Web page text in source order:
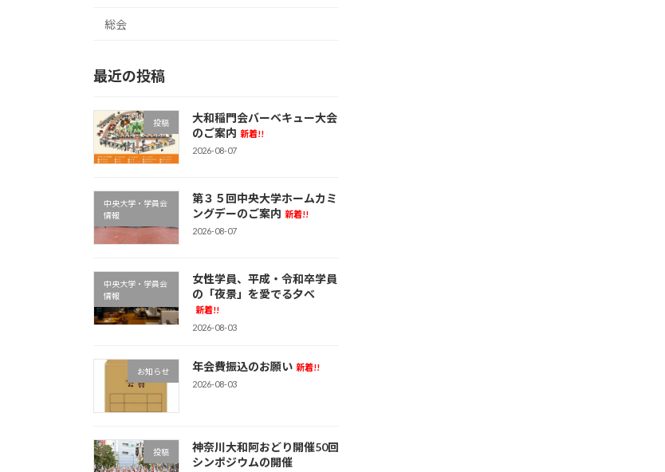
総会
最近の投稿
投稿
大和稲門会バーベキュー大会
のご案内 新着!!
2026-08-07
中央大学・学員会
情報
第３５回中央大学ホームカミ
ングデーのご案内 新着!!
2026-08-07
中央大学・学員会
情報
女性学員、平成・令和卒学員
の「夜景」を愛でる夕べ
新着!!
2026-08-03
お知らせ 年会費振込のお願い 新着!!
2026-08-03
投稿
神奈川大和阿おどり開催50回
シンポジウムの開催